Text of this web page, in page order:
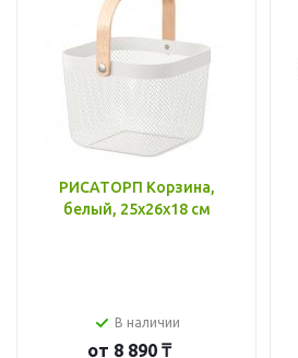
РИСАТОРП Корзина,
белый, 25x26x18 см
В наличии
от 8 890 ₸